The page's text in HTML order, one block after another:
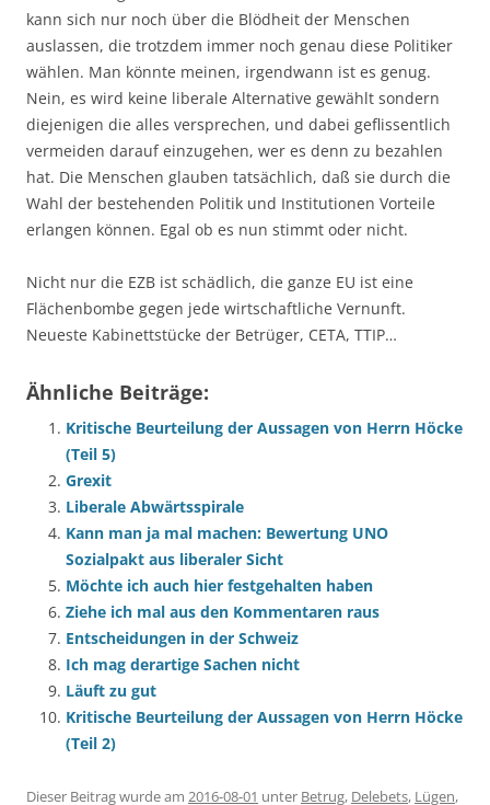
kann sich nur noch über die Blödheit der Menschen
auslassen, die trotzdem immer noch genau diese Politiker
wählen. Man könnte meinen, irgendwann ist es genug.
Nein, es wird keine liberale Alternative gewählt sondern
diejenigen die alles versprechen, und dabei geflissentlich
vermeiden darauf einzugehen, wer es denn zu bezahlen
hat. Die Menschen glauben tatsächlich, daß sie durch die
Wahl der bestehenden Politik und Institutionen Vorteile
erlangen können. Egal ob es nun stimmt oder nicht.
Nicht nur die EZB ist schädlich, die ganze EU ist eine
Flächenbombe gegen jede wirtschaftliche Vernunft.
Neueste Kabinettstücke der Betrüger, CETA, TTIP…
Ähnliche Beiträge:
Kritische Beurteilung der Aussagen von Herrn Höcke
(Teil 5)
Grexit
Liberale Abwärtsspirale
Kann man ja mal machen: Bewertung UNO
Sozialpakt aus liberaler Sicht
Möchte ich auch hier festgehalten haben
Ziehe ich mal aus den Kommentaren raus
Entscheidungen in der Schweiz
Ich mag derartige Sachen nicht
Läuft zu gut
Kritische Beurteilung der Aussagen von Herrn Höcke
(Teil 2)
Dieser Beitrag wurde am 2016-08-01 unter Betrug, Delebets, Lügen,